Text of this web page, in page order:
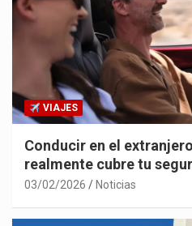
VIAJES
Conducir en el
realmente cubre tu
03/02/2026 Noticias